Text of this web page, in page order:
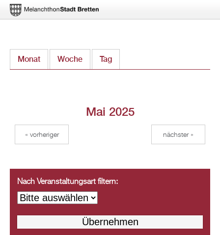
zum
Monat (aktiver Reiter)
Woche Tag
Mai 2025
« vorheriger nächster »
Nach Veranstaltungsart filtern: